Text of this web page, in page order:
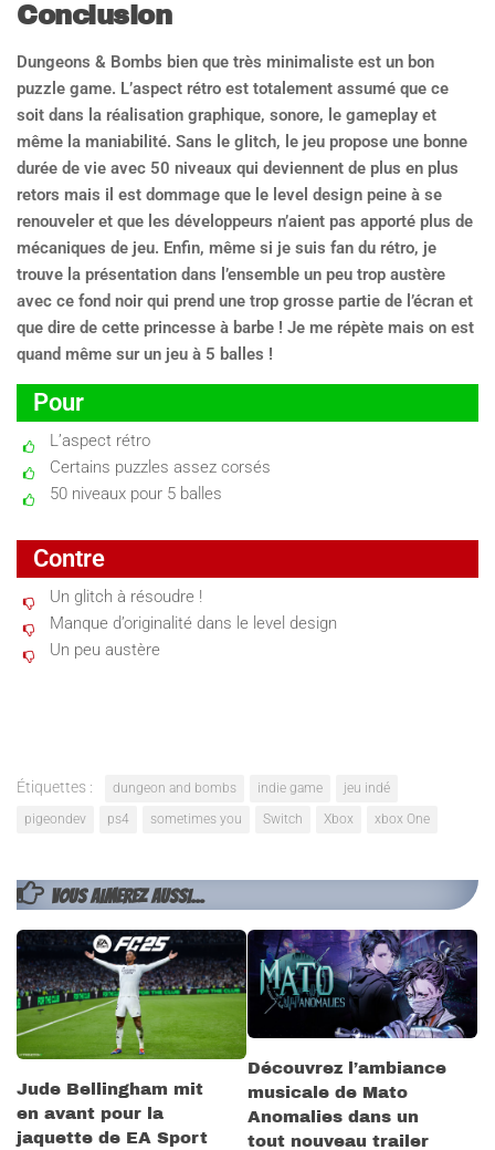
Conclusion
Dungeons & Bombs bien que très minimaliste est un bon
puzzle game. L’aspect rétro est totalement assumé que ce
soit dans la réalisation graphique, sonore, le gameplay et
même la maniabilité. Sans le glitch, le jeu propose une bonne
durée de vie avec 50 niveaux qui deviennent de plus en plus
retors mais il est dommage que le level design peine à se
renouveler et que les développeurs n’aient pas apporté plus de
mécaniques de jeu. Enfin, même si je suis fan du rétro, je
trouve la présentation dans l’ensemble un peu trop austère
avec ce fond noir qui prend une trop grosse partie de l’écran et
que dire de cette princesse à barbe ! Je me répète mais on est
quand même sur un jeu à 5 balles !
Pour
L’aspect rétro
Certains puzzles assez corsés
50 niveaux pour 5 balles
Contre
Un glitch à résoudre !
Manque d’originalité dans le level design
Un peu austère
Étiquettes : dungeon and bombs indie game
jeu indé
pigeondev
ps4 sometimes you Switch Xbox xbox One
VOUS AIMEREZ AUSSI...
Jude Bellingham mit
en avant pour la
jaquette de EA Sport
Découvrez l’ambiance
musicale de Mato
Anomalies dans un
tout nouveau trailer